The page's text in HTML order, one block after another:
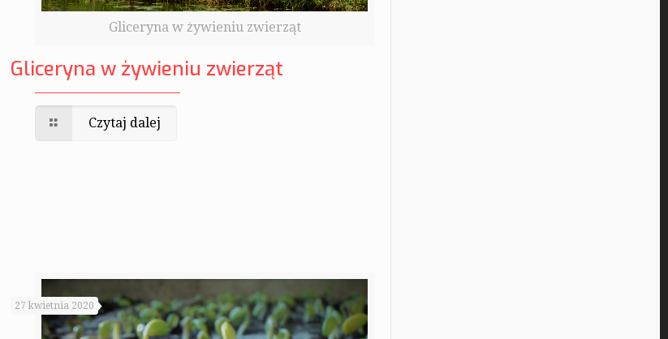
Gliceryna w żywieniu zwierząt
Gliceryna w żywieniu zwierząt
Czytaj dalej
27 kwietnia 2020